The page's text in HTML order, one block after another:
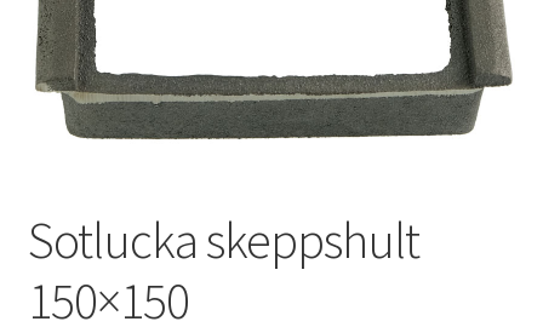
Tillbehör
Sotlucka skeppshult
150×150